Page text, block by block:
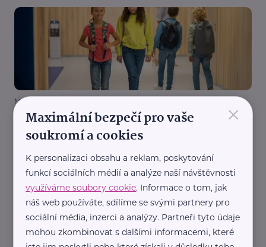
Ministerstvo školství, mládeže a tělovýchovy ČR
Diskrétní dostupnost menstruačních pomůcek
ve školách
×
Maximální bezpečí pro vaše
soukromí a cookies
K personalizaci obsahu a reklam, poskytování
funkcí sociálních médií a analýze naší návštěvnosti
využíváme soubory cookie. Informace o tom, jak
náš web používáte, sdílíme se svými partnery pro
sociální média, inzerci a analýzy. Partneři tyto údaje
mohou zkombinovat s dalšími informacemi, které